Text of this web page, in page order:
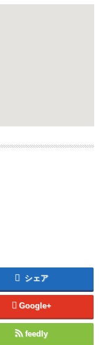
シェア
Google+
feedly